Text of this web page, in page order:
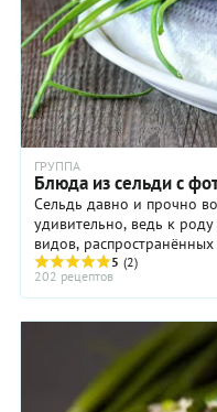
ГРУППА
Блюда из сельди с
Сельдь давно и прочно
удивительно, ведь к
видов,
5 (2)
202 рецептов